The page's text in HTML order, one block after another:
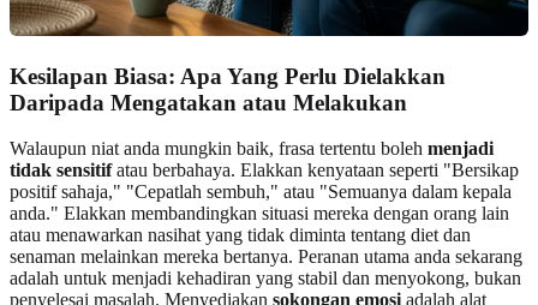
Kesilapan Biasa: Apa Yang Perlu Dielakkan
Daripada Mengatakan atau Melakukan
Walaupun niat anda mungkin baik, frasa tertentu boleh menjadi
tidak sensitifatau berbahaya. Elakkan kenyataan seperti "Bersikap
positif sahaja," "Cepatlah sembuh," atau "Semuanya dalam kepala
anda." Elakkan membandingkan situasi mereka dengan orang lain
atau menawarkan nasihat yang tidak diminta tentang diet dan
senaman melainkan mereka bertanya. Peranan utama anda sekarang
adalah untuk menjadi kehadiran yang stabil dan menyokong, bukan
penyelesai masalah. Menyediakan sokongan emosi adalah alat